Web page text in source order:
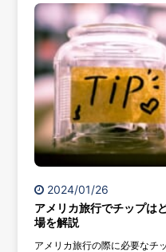
2024/01/26
アメリカ旅行でチップは
場を解説
アメリカ旅行の際に必要なチ